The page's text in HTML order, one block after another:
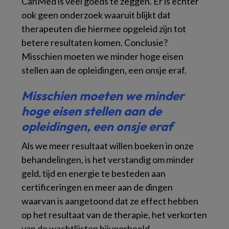
ook geen onderzoek waaruit blijkt dat
therapeuten die hiermee opgeleid zijn tot
betere resultaten komen. Conclusie?
Misschien moeten we minder hoge eisen
stellen aan de opleidingen, een onsje eraf.
Misschien moeten we minder
hoge eisen stellen aan de
opleidingen, een onsje eraf
Als we meer resultaat willen boeken in onze
behandelingen, is het verstandig om minder
geld, tijd en energie te besteden aan
certificeringen en meer aan de dingen
waarvan is aangetoond dat ze effect hebben
op het resultaat van de therapie, het verkorten